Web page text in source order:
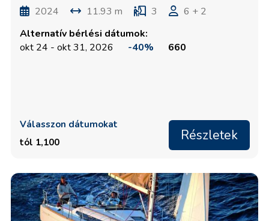
2024 11.93 m 3
6 + 2
Alternatív bérlési dátumok:
okt 24 - okt 31, 2026
-40% 660
Válasszon dátumokat
tól 1,100
Részletek